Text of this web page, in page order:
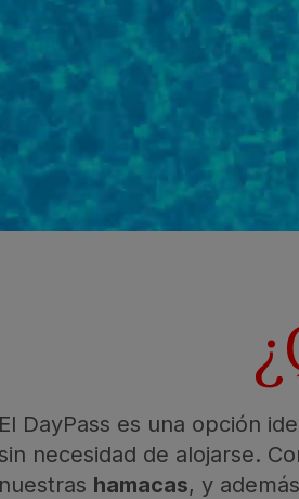
El DayPass es una opción
sin necesidad de alojarse.
nuestras hamacas, y